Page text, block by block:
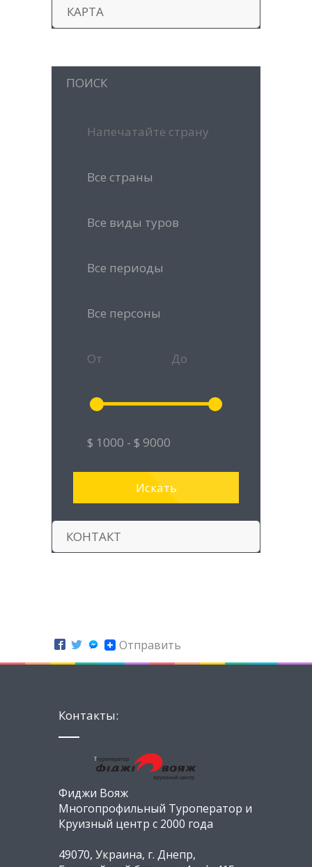
КАРТА
ПОИСК
КОНТАКТ
Отправить
Контакты:
Фиджи Вояж
Многопрофильный Туроператор и
Круизный центр с 2000 года
49070, Украина, г. Днепр,